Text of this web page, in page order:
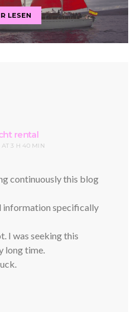
LESEN
rental
3 H 40 MIN
continuously this blog
information specifically
I was seeking this
long time.